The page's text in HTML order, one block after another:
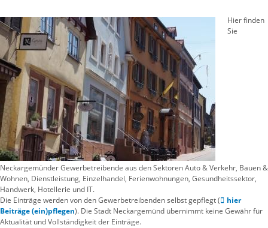
Hier finden
Sie
Neckargemünder Gewerbetreibende aus den Sektoren Auto & Verkehr, Bauen &
Wohnen, Dienstleistung, Einzelhandel, Ferienwohnungen, Gesundheitssektor,
Handwerk, Hotellerie und IT.
Die Einträge werden von den Gewerbetreibenden selbst gepflegt (
hier
Beiträge (ein)pflegen). Die Stadt Neckargemünd übernimmt keine Gewähr für
Aktualität und Vollständigkeit der Einträge.